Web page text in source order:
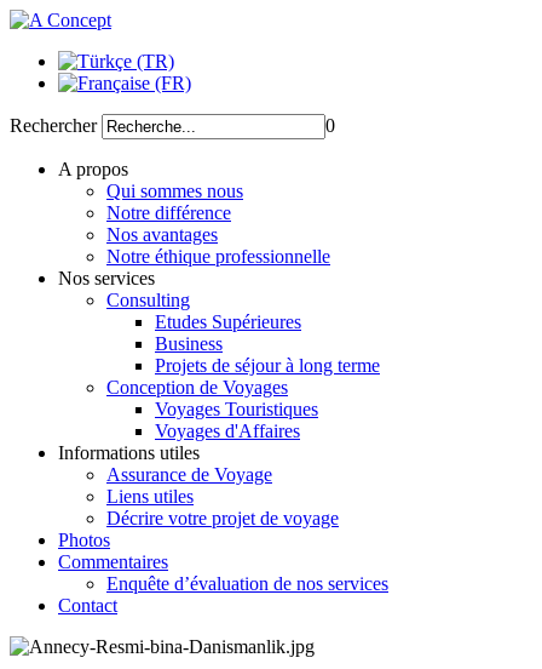
Rechercher 0
A propos
Qui sommes nous
Notre différence
Nos avantages
Notre éthique professionnelle
Nos services
Consulting
Etudes Supérieures
Business
Projets de séjour à long terme
Conception de Voyages
Voyages Touristiques
Voyages d'Affaires
Informations utiles
Assurance de Voyage
Liens utiles
Décrire votre projet de voyage
Photos
Commentaires
Enquête d’évaluation de nos services
Contact